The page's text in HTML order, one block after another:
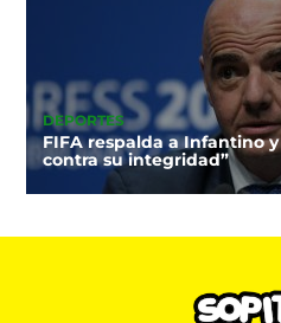
DEPORTES
FIFA respalda a Infantino
contra su integridad”